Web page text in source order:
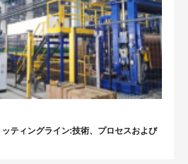
ティングライン:技術、プロセスおよび